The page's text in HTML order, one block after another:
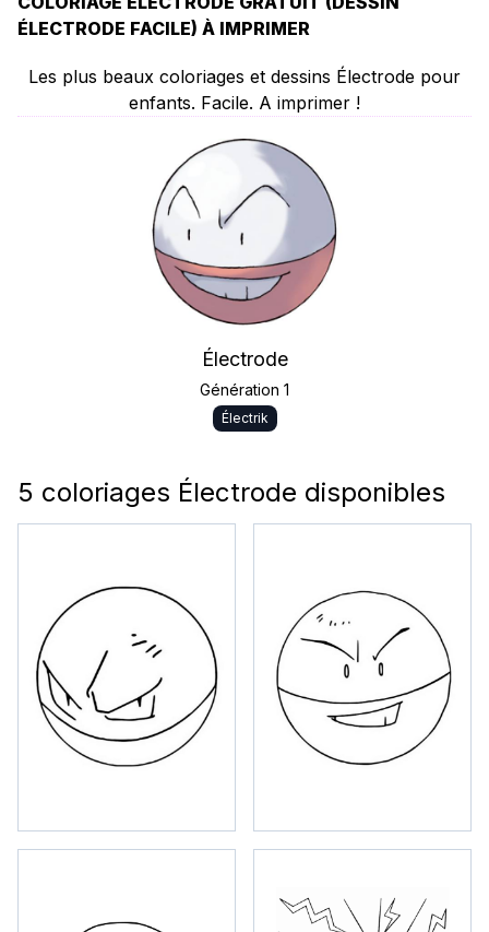
ÉLECTRODE FACILE) À IMPRIMER
Les plus beaux coloriages et dessins Électrode pour
enfants. Facile. A imprimer !
Électrode
Génération 1
Électrik
5 coloriages Électrode disponibles